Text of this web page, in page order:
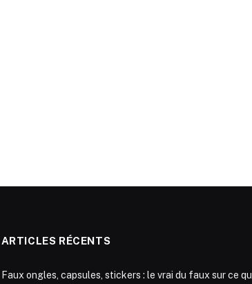
ARTICLES RÉCENTS
Faux ongles, capsules, stickers : le vrai du faux sur ce